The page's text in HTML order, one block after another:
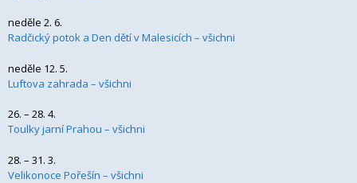
neděle 2. 6.
Radčický potok a Den dětí v Malesicích – všichni
neděle 12. 5.
Luftova zahrada – všichni
26. – 28. 4.
Toulky jarní Prahou – všichni
28. – 31. 3.
Velikonoce Pořešín – všichni